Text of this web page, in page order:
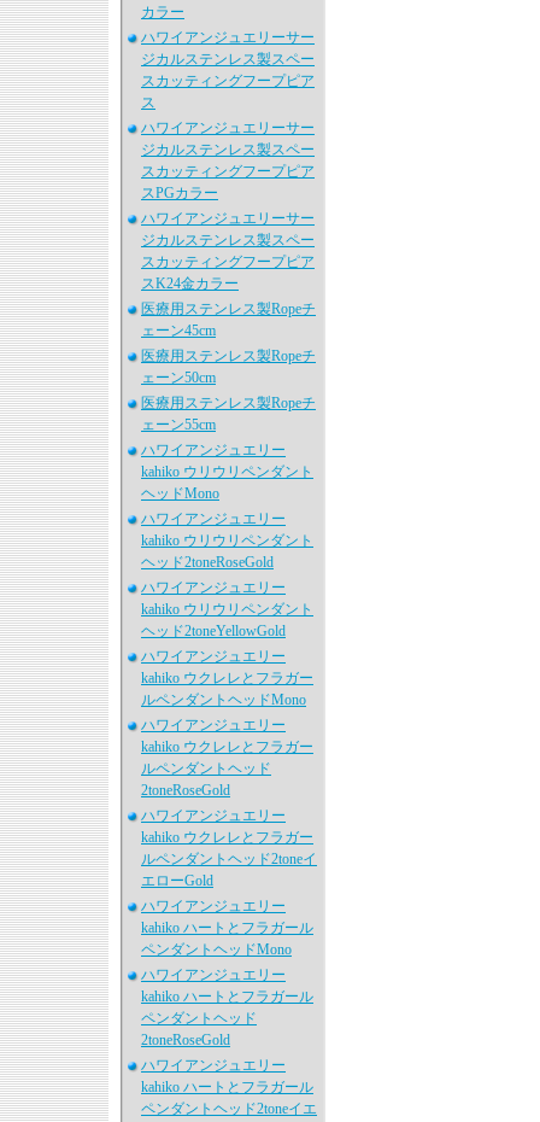
カラー
ハワイアンジュエリーサー
ジカルステンレス製スペー
スカッティングフープピア
ス
ハワイアンジュエリーサー
ジカルステンレス製スペー
スカッティングフープピア
スPGカラー
ハワイアンジュエリーサー
ジカルステンレス製スペー
スカッティングフープピア
スK24金カラー
医療用ステンレス製Ropeチ
ェーン45cm
医療用ステンレス製Ropeチ
ェーン50cm
医療用ステンレス製Ropeチ
ェーン55cm
ハワイアンジュエリー
kahiko ウリウリペンダント
ヘッドMono
ハワイアンジュエリー
kahiko ウリウリペンダント
ヘッド2toneRoseGold
ハワイアンジュエリー
kahiko ウリウリペンダント
ヘッド2toneYellowGold
ハワイアンジュエリー
kahiko ウクレレとフラガー
ルペンダントヘッドMono
ハワイアンジュエリー
kahiko ウクレレとフラガー
ルペンダントヘッド
2toneRoseGold
ハワイアンジュエリー
kahiko ウクレレとフラガー
ルペンダントヘッド2toneイ
エローGold
ハワイアンジュエリー
kahiko ハートとフラガール
ペンダントヘッドMono
ハワイアンジュエリー
kahiko ハートとフラガール
ペンダントヘッド
2toneRoseGold
ハワイアンジュエリー
kahiko ハートとフラガール
ペンダントヘッド2toneイエ